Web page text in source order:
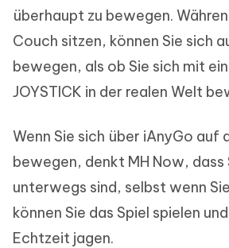
überhaupt zu bewegen.
Couch sitzen, können Sie sich
bewegen, als ob Sie sich mit
JOYSTICK in der realen Welt
Wenn Sie sich über iAnyGo auf
bewegen, denkt MH Now, dass
unterwegs sind, selbst wenn
können Sie das Spiel spielen
Echtzeit jagen.